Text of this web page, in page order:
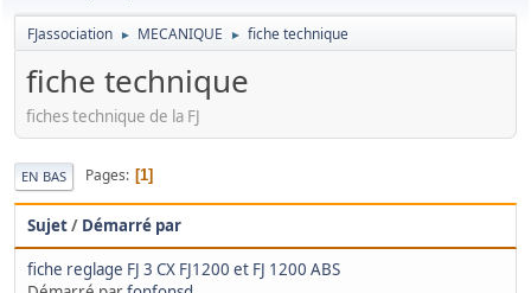
FJassociation ► MECANIQUE ► fiche technique
fiche technique
fiches technique de la FJ
EN BAS Pages 1
Sujet/ Démarré par
fiche reglage FJ 3 CX FJ1200 et FJ 1200 ABS